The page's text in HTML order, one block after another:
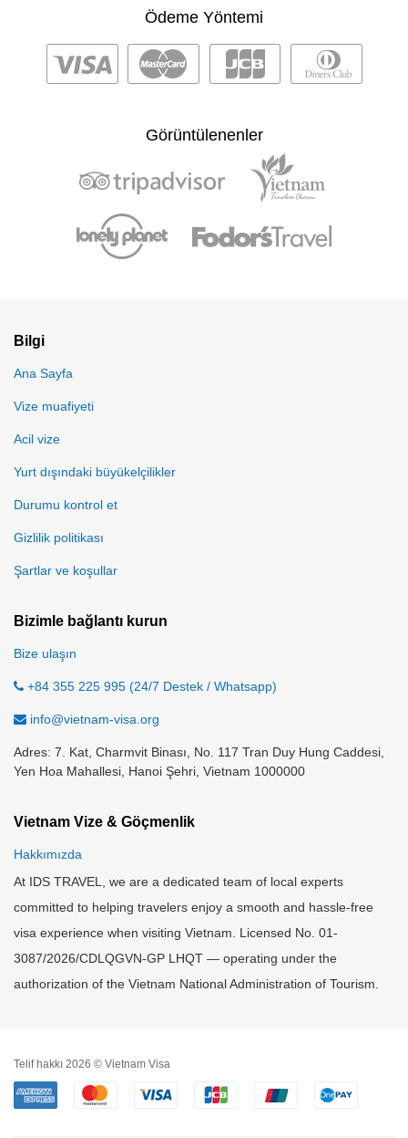
Ödeme Yöntemi
Görüntülenenler
Bilgi
Ana Sayfa
Vize muafiyeti
Acil vize
Yurt dışındaki büyükelçilikler
Durumu kontrol et
Gizlilik politikası
Şartlar ve koşullar
Bizimle bağlantı kurun
Bize ulaşın
+84 355 225 995 (24/7 Destek / Whatsapp)
info@vietnam-visa.org
Adres: 7. Kat, Charmvit Binası, No. 117 Tran Duy Hung Caddesi,
Yen Hoa Mahallesi, Hanoi Şehri, Vietnam 1000000
Vietnam Vize & Göçmenlik
Hakkımızda
At IDS TRAVEL, we are a dedicated team of local experts
committed to helping travelers enjoy a smooth and hassle-free
visa experience when visiting Vietnam. Licensed No. 01-
3087/2026/CDLQGVN-GP LHQT — operating under the
authorization of the Vietnam National Administration of Tourism.
Telif hakkı 2026 © Vietnam Visa